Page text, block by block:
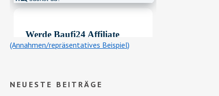
(Annahmen/repräsentatives Beispiel)
NEUESTE BEITRÄGE